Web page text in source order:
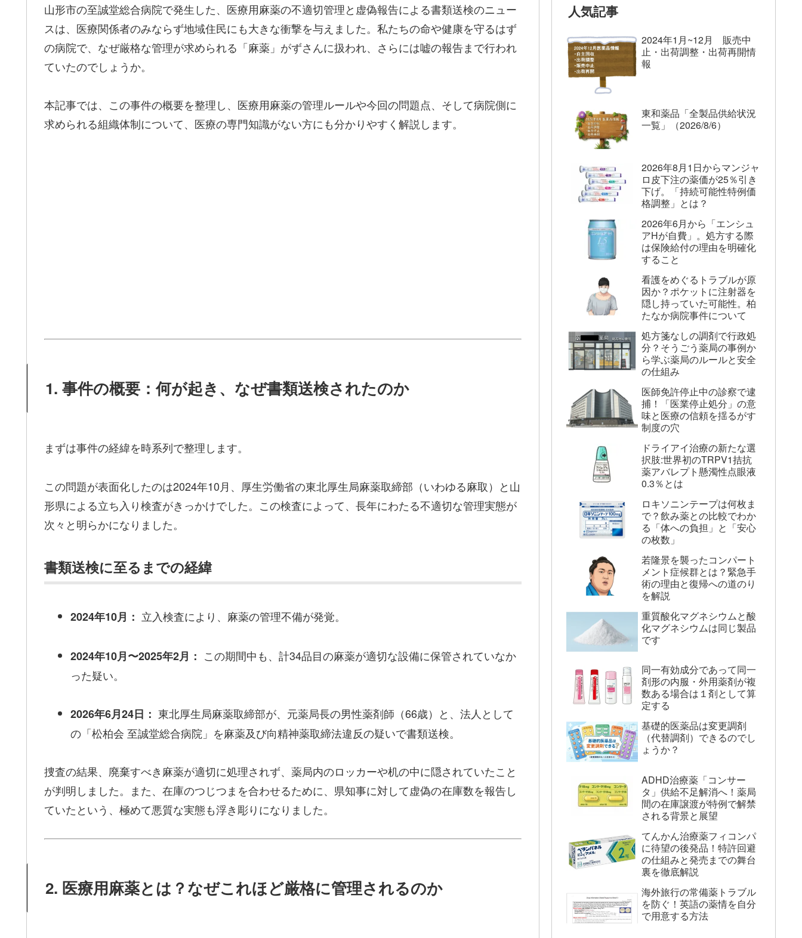
山形市の至誠堂総合病院で発生した、医療用麻薬の不適切管理と虚偽報告による書類送検のニュー
スは、医療関係者のみならず地域住民にも大きな衝撃を与えました。私たちの命や健康を守るはず
の病院で、なぜ厳格な管理が求められる「麻薬」がずさんに扱われ、さらには嘘の報告まで行われ
ていたのでしょうか。
本記事では、この事件の概要を整理し、医療用麻薬の管理ルールや今回の問題点、そして病院側に
求められる組織体制について、医療の専門知識がない方にも分かりやすく解説します。
1. 事件の概要：何が起き、なぜ書類送検されたのか
まずは事件の経緯を時系列で整理します。
この問題が表面化したのは2024年10月、厚生労働省の東北厚生局麻薬取締部（いわゆる麻取）と山
形県による立ち入り検査がきっかけでした。この検査によって、長年にわたる不適切な管理実態が
次々と明らかになりました。
書類送検に至るまでの経緯
2024年10月： 立入検査により、麻薬の管理不備が発覚。
2024年10月〜2025年2月： この期間中も、計34品目の麻薬が適切な設備に保管されていなか
った疑い。
2026年6月24日： 東北厚生局麻薬取締部が、元薬局長の男性薬剤師（66歳）と、法人として
の「松柏会 至誠堂総合病院」を麻薬及び向精神薬取締法違反の疑いで書類送検。
捜査の結果、廃棄すべき麻薬が適切に処理されず、薬局内のロッカーや机の中に隠されていたこと
が判明しました。また、在庫のつじつまを合わせるために、県知事に対して虚偽の在庫数を報告し
ていたという、極めて悪質な実態も浮き彫りになりました。
2. 医療用麻薬とは？なぜこれほど厳格に管理されるのか
人気記事
2024年1月~12月 販売中
止・出荷調整・出荷再開情
報
東和薬品「全製品供給状況
一覧」（2026/8/6）
2026年8月1日からマンジャ
ロ皮下注の薬価が25％引き
下げ。「持続可能性特例価
格調整」とは？
2026年6月から「エンシュ
アHが自費」。処方する際
は保険給付の理由を明確化
すること
看護をめぐるトラブルが原
因か？ポケットに注射器を
隠し持っていた可能性。柏
たなか病院事件について
処方箋なしの調剤で行政処
分？そうごう薬局の事例か
ら学ぶ薬局のルールと安全
の仕組み
医師免許停止中の診察で逮
捕！「医業停止処分」の意
味と医療の信頼を揺るがす
制度の穴
ドライアイ治療の新たな選
択肢:世界初のTRPV1拮抗
薬アバレプト懸濁性点眼液
0.3％とは
ロキソニンテープは何枚ま
で？飲み薬との比較でわか
る「体への負担」と「安心
の枚数」
若隆景を襲ったコンパート
メント症候群とは？緊急手
術の理由と復帰への道のり
を解説
重質酸化マグネシウムと酸
化マグネシウムは同じ製品
です
同一有効成分であって同一
剤形の内服・外用薬剤が複
数ある場合は１剤として算
定する
基礎的医薬品は変更調剤
（代替調剤）できるのでし
ょうか？
ADHD治療薬「コンサー
タ」供給不足解消へ！薬局
間の在庫譲渡が特例で解禁
される背景と展望
てんかん治療薬フィコンパ
に待望の後発品！特許回避
の仕組みと発売までの舞台
裏を徹底解説
海外旅行の常備薬トラブル
を防ぐ！英語の薬情を自分
で用意する方法